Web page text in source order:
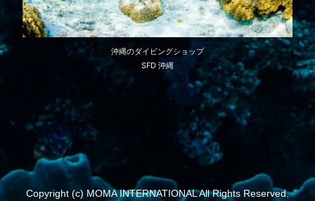
沖縄のダイビングショップ
SFD 沖縄
Copyright (c) MOMA INTERNATIONAL All Rights Reserved.